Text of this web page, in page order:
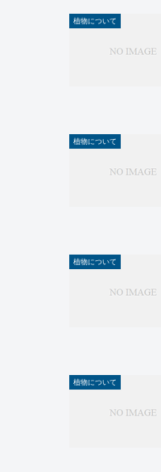
植物について
植物について
植物について
植物について